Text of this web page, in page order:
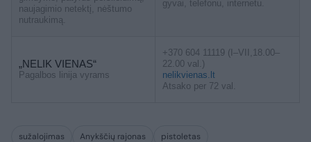
naujagimio netektį, nėštumo
nutraukimą.
gyvai, telefonu, internetu.
„NELIK VIENAS“
Pagalbos linija vyrams
+370 604 11119 (I–VII,18.00–
22.00 val.)
nelikvienas.lt
Atsako per 72 val.
sužalojimas Anykščių rajonas pistoletas